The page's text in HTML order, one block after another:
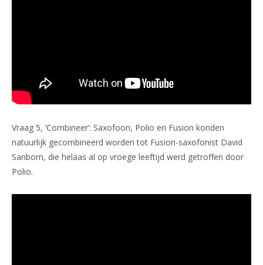
Vraag 5, ‘Combineer’: Saxofoon, Polio en Fusion konden
natuurlijk gecombineerd worden tot Fusion-saxofonist David
Sanborn, die helaas al op vroege leeftijd werd getroffen door
Polio.